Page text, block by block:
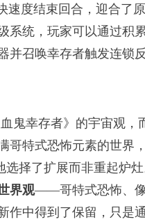
速度结束回合，迎合了
系统，玩家可以通过积
召唤幸存者触发连锁反
鬼幸存者》的宇宙观，
哥特式恐怖元素的世界
选择了扩展而非重起炉
界观——哥特式恐怖、
作中得到了保留，只是